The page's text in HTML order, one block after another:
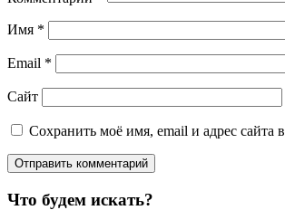
Имя *
Email *
Сайт
Сохранить моё имя, email и адрес сайта
Что будем искать?